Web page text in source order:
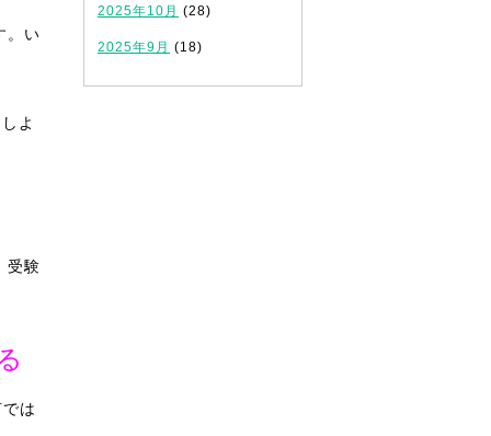
。い
よ
受験
は
2025年10月 (28)
2025年9月 (18)